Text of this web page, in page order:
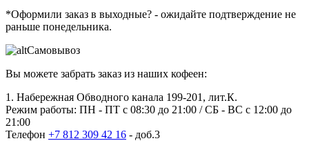
*Оформили заказ в выходные? - ожидайте подтверждение не
раньше понедельника.
Самовывоз
Вы можете забрать заказ из наших кофеен:
1. Набережная Обводного канала 199-201, лит.К.
Режим работы: ПН - ПТ с 08:30 до 21:00 / СБ - ВС с 12:00 до
21:00
Телефон +7 812 309 42 16 - доб.3